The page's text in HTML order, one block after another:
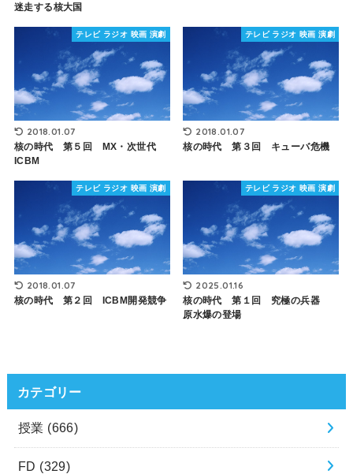
迷走する核大国
テレビ ラジオ 映画 演劇
2018.01.07
核の時代 第５回 MX・次世代
ICBM
テレビ ラジオ 映画 演劇
2018.01.07
核の時代 第３回 キューバ危機
テレビ ラジオ 映画 演劇
2018.01.07
核の時代 第２回 ICBM開発競争
テレビ ラジオ 映画 演劇
2025.01.16
核の時代 第１回 究極の兵器
原水爆の登場
カテゴリー
授業 (666)
FD (329)